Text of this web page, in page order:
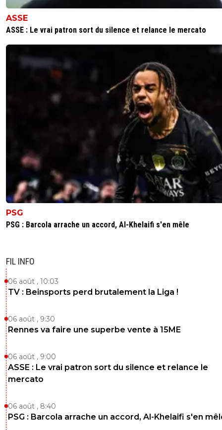
ASSE
ASSE : Le vrai patron sort du silence et relance le mercato
PSG
PSG : Barcola arrache un accord, Al-Khelaifi s'en mêle
FIL INFO
06 août , 10:03
TV : Beinsports perd brutalement la Liga !
06 août , 9:30
Rennes va faire une superbe vente à 15ME
06 août , 9:00
ASSE : Le vrai patron sort du silence et relance le
mercato
06 août , 8:40
PSG : Barcola arrache un accord, Al-Khelaifi s'en